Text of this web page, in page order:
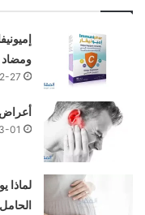
27
أعراض
01
لماذا
الحامل